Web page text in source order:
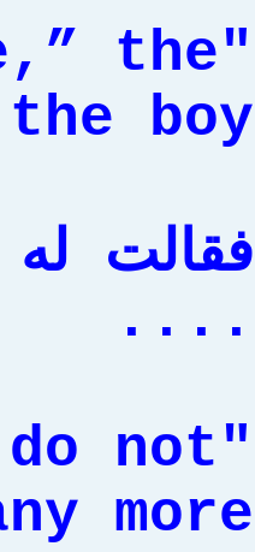
the
boy.
فقالت
....
not
more"